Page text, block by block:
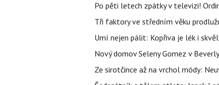
Po pěti letech zpátky v televizi!
Tři faktory ve středním věku
Umí nejen pálit: Kopřiva je lék i
Nový domov Seleny Gomez v
Ze sirotčince až na vrchol módy: